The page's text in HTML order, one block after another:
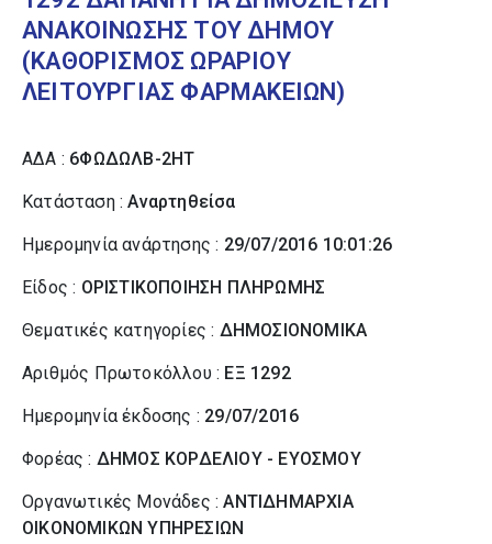
ΑΝΑΚΟΙΝΩΣΗΣ ΤΟΥ ΔΗΜΟΥ
(ΚΑΘΟΡΙΣΜΟΣ ΩΡΑΡΙΟΥ
ΛΕΙΤΟΥΡΓΙΑΣ ΦΑΡΜΑΚΕΙΩΝ)
ΑΔΑ : 6ΦΩΔΩΛΒ-2ΗΤ
Κατάσταση :Αναρτηθείσα
Ημερομηνία ανάρτησης : 29/07/2016 10:01:26
Είδος : ΟΡΙΣΤΙΚΟΠΟΙΗΣΗ ΠΛΗΡΩΜΗΣ
Θεματικές κατηγορίες : ΔΗΜΟΣΙΟΝΟΜΙΚΑ
Αριθμός Πρωτοκόλλου : ΕΞ 1292
Ημερομηνία έκδοσης : 29/07/2016
Φορέας : ΔΗΜΟΣ ΚΟΡΔΕΛΙΟΥ - ΕΥΟΣΜΟΥ
Οργανωτικές Μονάδες :ΑΝΤΙΔΗΜΑΡΧΙΑ
ΟΙΚΟΝΟΜΙΚΩΝ ΥΠΗΡΕΣΙΩΝ